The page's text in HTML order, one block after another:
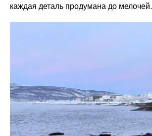
каждая деталь продумана до мелочей.